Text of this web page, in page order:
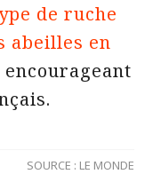
de ruche
abeilles en
SOURCE : LE MONDE